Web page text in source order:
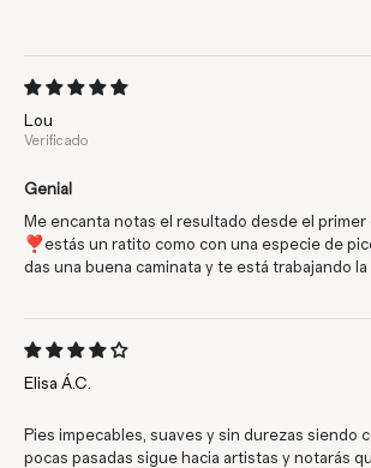
Lou
Genial
Me encanta notas el resultado desde el primer
❣️estás un ratito como con una especie de
das una buena caminata y te está trabajando
Elisa Á.C.
Pies impecables, suaves y sin durezas siendo
pocas pasadas sigue hacia artistas y notarás